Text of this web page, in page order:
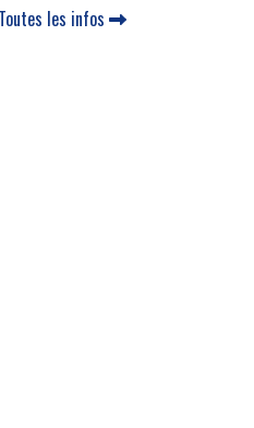
Toutes les infos